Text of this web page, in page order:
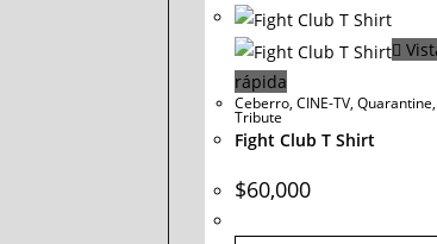
rápida
Ceberro,CINE-TV,Quarantine,
Tribute
Fight Club T Shirt
$60,000